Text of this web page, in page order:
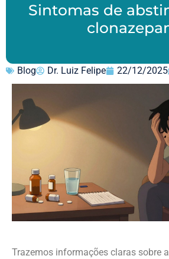
Sintomas de
Blog Dr. Luiz Felipe 22/12/2025
Trazemos informações claras sobre